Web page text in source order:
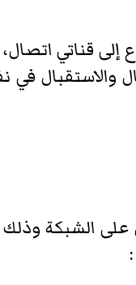
قناتي
والاستقبال
الشبكة